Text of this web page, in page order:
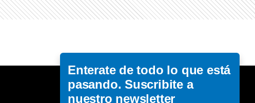
Enterate de todo lo que está
pasando. Suscribite a
nuestro newsletter